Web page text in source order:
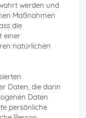
werden und
Maßnahmen
die
einer
natürlichen
Daten, die darin
Daten
persönliche